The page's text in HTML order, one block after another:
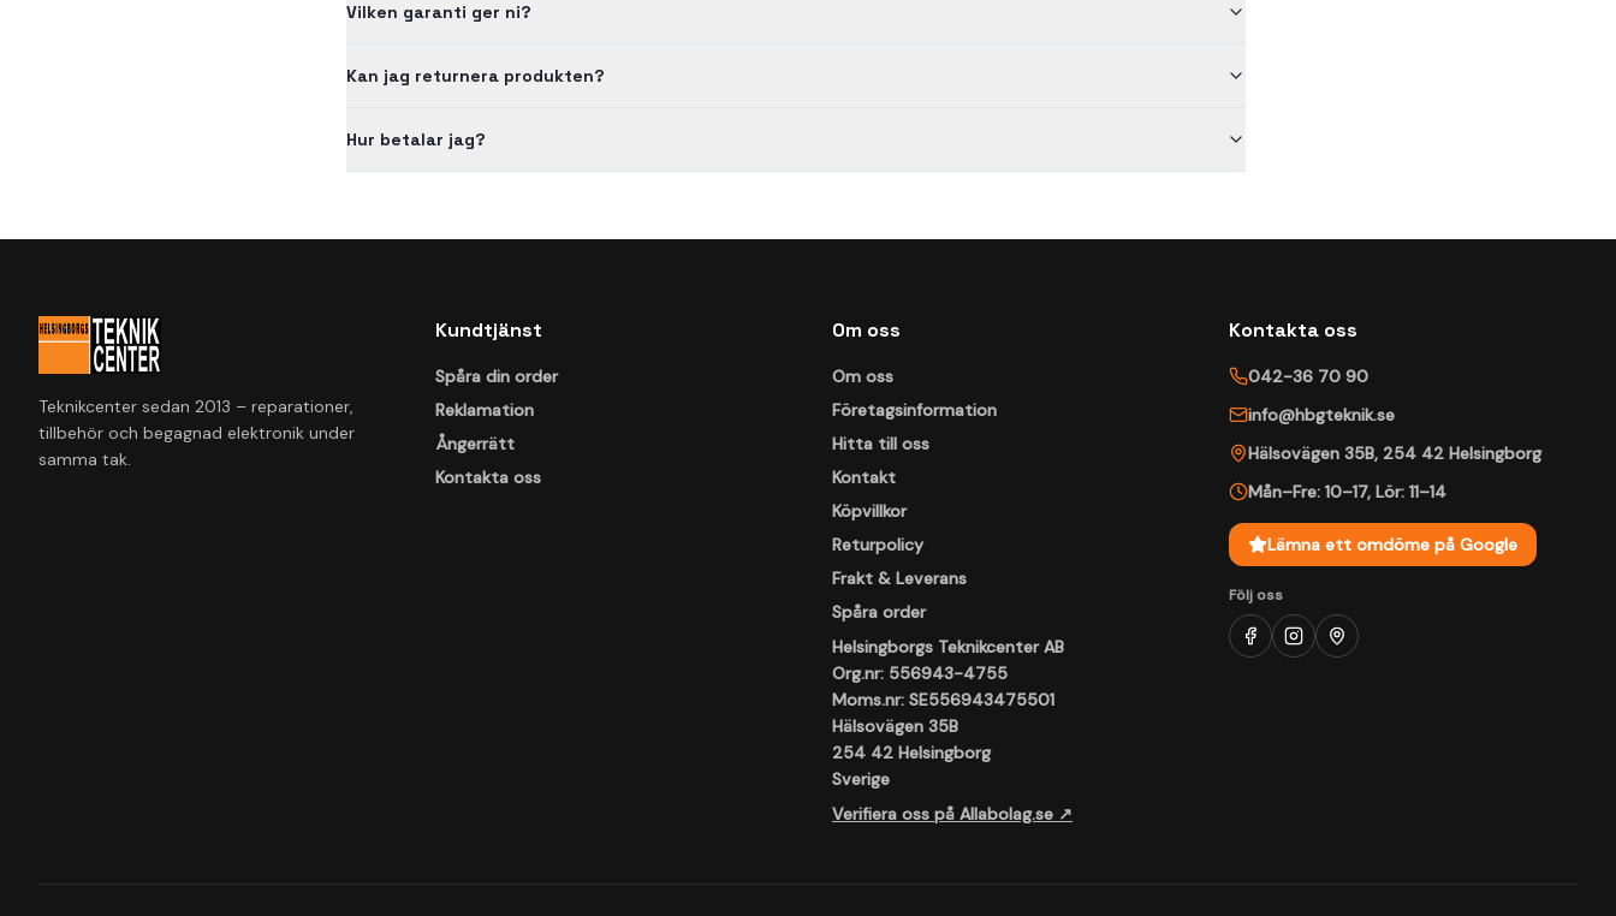
Vilken garanti ger ni?
Kan jag returnera produkten?
Hur betalar jag?
Teknikcenter sedan 2013 – reparationer,
tillbehör och begagnad elektronik under
samma tak.
Kundtjänst
Spåra din order
Reklamation
Ångerrätt
Kontakta oss
Om oss
Om oss
Företagsinformation
Hitta till oss
Kontakt
Köpvillkor
Returpolicy
Frakt & Leverans
Spåra order
Helsingborgs Teknikcenter AB
Org.nr: 556943-4755
Moms.nr: SE556943475501
Hälsovägen 35B
254 42 Helsingborg
Sverige
Verifiera oss på Allabolag.se ↗
Kontakta oss
042-36 70 90
info@hbgteknik.se
Hälsovägen 35B, 254 42 Helsingborg
Mån–Fre: 10–17, Lör: 11–14
Lämna ett omdöme på Google
Följ oss